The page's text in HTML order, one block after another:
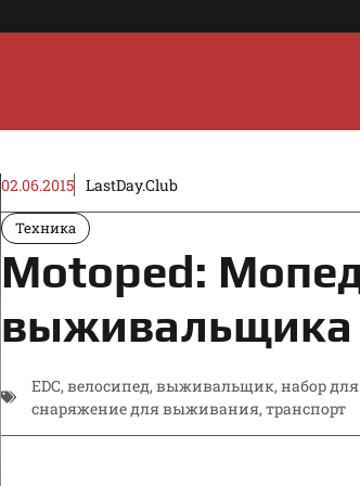
02.06.2015 LastDay.Club
Техника
Motoped:
выживальщика
EDC,велосипед,выживальщик,набор
снаряжение для выживания,транспорт